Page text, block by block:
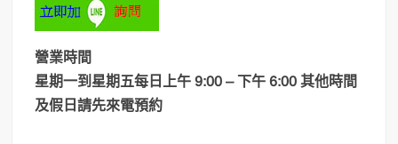
營業時間
星期一到星期五每日上午 9:00 – 下午 6:00 其他時間
及假日請先來電預約